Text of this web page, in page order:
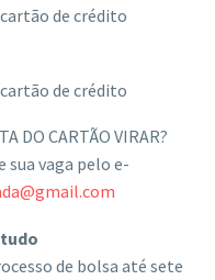
cartão de crédito
cartão de crédito
DO CARTÃO VIRAR?
sua vaga pelo e-
de bolsa até sete